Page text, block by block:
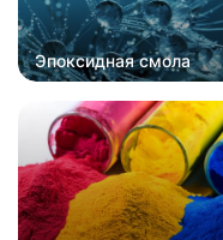
Эпоксидная смола